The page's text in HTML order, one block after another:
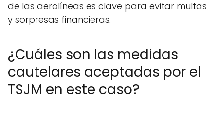
de las aerolíneas es clave para evitar multas
y sorpresas financieras.
¿Cuáles son las medidas
cautelares aceptadas por el
TSJM en este caso?